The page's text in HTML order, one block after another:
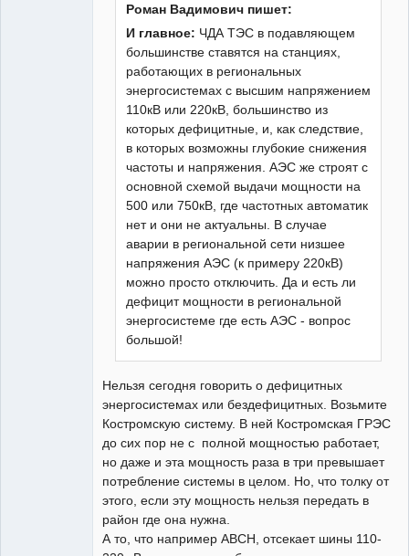
Роман Вадимович пишет:
И главное: ЧДА ТЭС в подавляющем
большинстве ставятся на станциях,
работающих в региональных
энергосистемах с высшим напряжением
110кВ или 220кВ, большинство из
которых дефицитные, и, как следствие,
в которых возможны глубокие снижения
частоты и напряжения. АЭС же строят с
основной схемой выдачи мощности на
500 или 750кВ, где частотных автоматик
нет и они не актуальны. В случае
аварии в региональной сети низшее
напряжения АЭС (к примеру 220кВ)
можно просто отключить. Да и есть ли
дефицит мощности в региональной
энергосистеме где есть АЭС - вопрос
большой!
Нельзя сегодня говорить о дефицитных
энергосистемах или бездефицитных. Возьмите
Костромскую систему. В ней Костромская ГРЭС
до сих пор не с полной мощностью работает,
но даже и эта мощность раза в три превышает
потребление системы в целом. Но, что толку от
этого, если эту мощность нельзя передать в
район где она нужна.
А то, что например АВСН, отсекает шины 110-